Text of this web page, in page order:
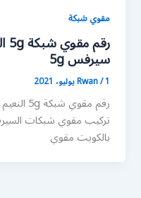
مقوي شبكة
سيرفس 5g
Rwan/1 يوليو، 2021
تركيب مقوي شبكات
بالكويت مقوي